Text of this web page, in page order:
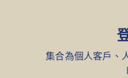
集合為個人客戶、